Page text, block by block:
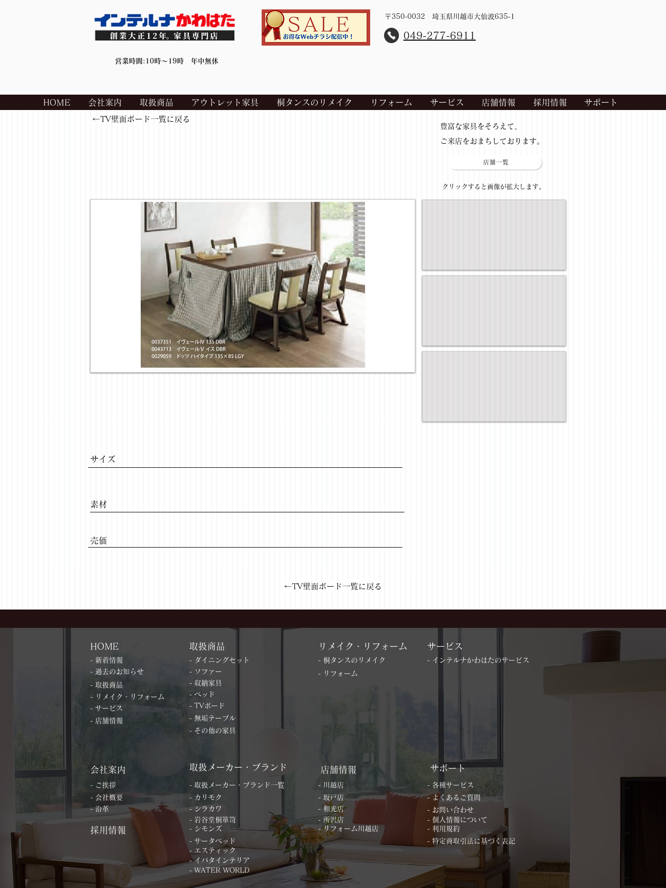
〒350-0032 埼玉県川越市大仙波635-1
​049-277-6911
営業時間:10時～19時 年中無休
HOME 会社案内 取扱商品 アウトレット家具 桐タンスのリメイク リフォーム サービス 店舗情報 採用情報 サポート
←TV壁面ボード一覧に戻る
​豊富な家具をそろえて、
ご来店をおまちしております。
店舗一覧
​クリックすると画像が拡大します。
サイズ
​素材
​売価
←TV壁面ボード一覧に戻る
HOME
- 新着情報
- 過去のお知らせ
- 取扱商品
- リメイク・リフォーム
- サービス
- 店舗情報
取扱商品
- ダイニングセット
- ソファー
- 収納家具
- ベッド
- TVボード
- 無垢テーブル
リメイク・リフォーム
- 桐タンスのリメイク
サービス
- インテルナかわはたのサービス
- リフォーム
- その他の家具
会社案内
- ご挨拶
- 会社概要
- 沿革
採用情報
取扱メーカー・ブランド
- 取扱メーカー・ブランド一覧
- カリモク
- シラカワ
- 岩谷堂桐箪笥
- シモンズ
- サータベッド
- エスティック
店舗情報
- 川越店
- 坂戸店
- 和光店
- 所沢店
- リフォーム川越店
サポート
- 各種サービス
- よくあるご質問
- お問い合わせ
- 個人情報について
- 利用規約
- 特定商取引法に基づく表記
- イバタインテリア
- WATER WORLD